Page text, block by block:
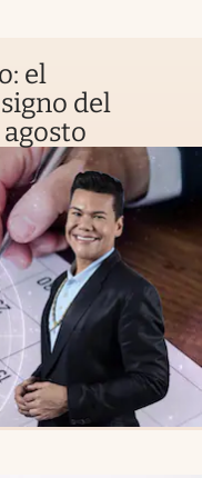
el
del